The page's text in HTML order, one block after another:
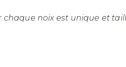
chaque noix est unique et